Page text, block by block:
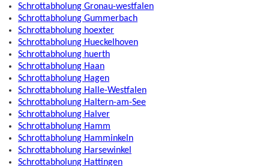
Schrottabholung Gronau-westfalen
Schrottabholung Gummerbach
Schrottabholung hoexter
Schrottabholung Hueckelhoven
Schrottabholung huerth
Schrottabholung Haan
Schrottabholung Hagen
Schrottabholung Halle-Westfalen
Schrottabholung Haltern-am-See
Schrottabholung Halver
Schrottabholung Hamm
Schrottabholung Hamminkeln
Schrottabholung Harsewinkel
Schrottabholung Hattingen